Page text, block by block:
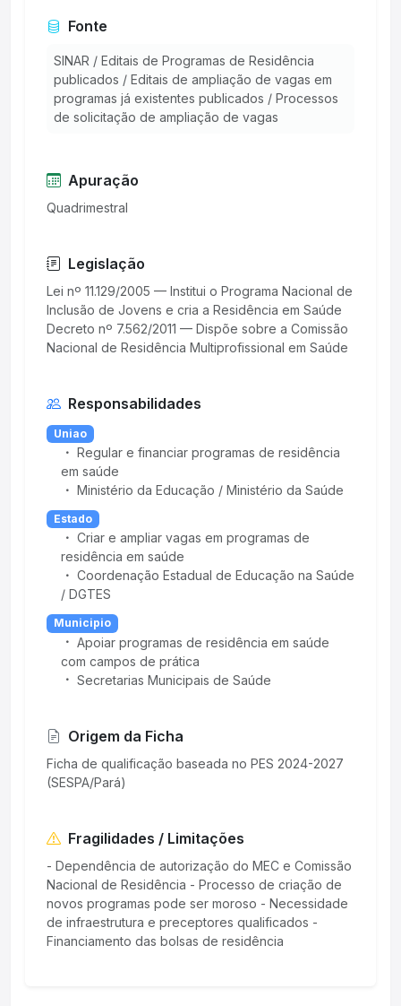
Fonte
SINAR / Editais de Programas de Residência
publicados / Editais de ampliação de vagas em
programas já existentes publicados / Processos
de solicitação de ampliação de vagas
Apuração
Quadrimestral
Legislação
Lei nº 11.129/2005 — Institui o Programa Nacional de
Inclusão de Jovens e cria a Residência em Saúde
Decreto nº 7.562/2011 — Dispõe sobre a Comissão
Responsabilidades
Uniao
Regular e financiar programas de residência
em saúde
Ministério da Educação / Ministério da Saúde
Estado
Criar e ampliar vagas em programas de
residência em saúde
Coordenação Estadual de Educação na Saúde
/ DGTES
Municipio
Apoiar programas de residência em saúde
com campos de prática
Secretarias Municipais de Saúde
Origem da Ficha
Ficha de qualificação baseada no PES 2024-2027
(SESPA/Pará)
Fragilidades / Limitações
- Dependência de autorização do MEC e Comissão
Nacional de Residência - Processo de criação de
novos programas pode ser moroso - Necessidade
de infraestrutura e preceptores qualificados -
Financiamento das bolsas de residência